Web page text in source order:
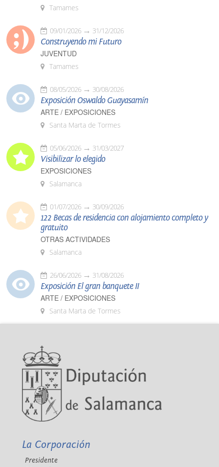
Tamames
09/01/2026 31/12/2026
Construyendo mi Futuro
JUVENTUD
Tamames
08/05/2026 30/08/2026
Exposición Oswaldo Guayasamín
ARTE / EXPOSICIONES
Santa Marta de Tormes
05/06/2026 31/03/2027
Visibilizar lo elegido
EXPOSICIONES
Salamanca
01/07/2026 30/09/2026
122 Becas de residencia con alojamiento completo y
gratuito
OTRAS ACTIVIDADES
Salamanca
26/06/2026 31/08/2026
Exposición El gran banquete II
ARTE / EXPOSICIONES
Santa Marta de Tormes
La Corporación
Presidente